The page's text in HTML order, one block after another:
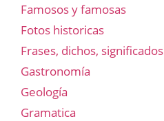
Famosos y famosas
Fotos historicas
Frases, dichos, significados
Gastronomía
Geología
Gramatica